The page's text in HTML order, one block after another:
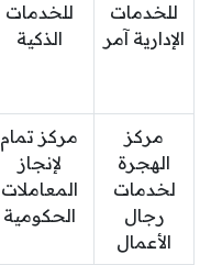
للخدمات
الإدارية آمر
للخدمات
الذكية
مركز
الهجرة
لخدمات
رجال
الأعمال
مركز تمام
لإنجاز
المعاملات
الحكومية